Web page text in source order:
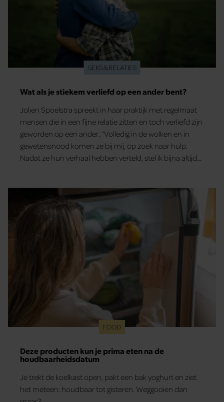
SEKS & RELATIES
Wat als je stiekem verliefd op een ander bent?
Jolien Spoelstra spreekt in haar praktijk met regelmaat
mensen die in een fijne relatie zitten en toch verliefd zijn
geworden op een ander. “Volledig in de wolken en in
gewetensnood komen ze bij mij, op zoek naar hulp.
Nadat ze hun verhaal hebben verteld, stel ik bijna altijd
FOOD
Deze producten kun je prima eten na de
houdbaarheidsdatum
Je trekt de koelkast open, pakt een bak yoghurt en ziet
het meteen: houdbaar tot gisteren. Weggooien dan